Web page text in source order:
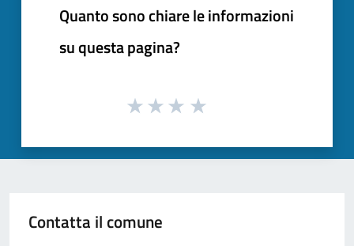
Quanto sono chiare le informazioni
su questa pagina?
Contatta il comune